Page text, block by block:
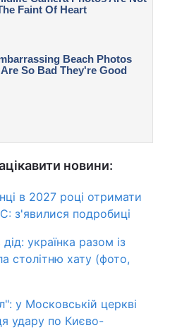
новини:
в 2027 році отримати
з'явилися подробиці
українка разом із
столітню хату (фото,
у Московській церкві
удару по Києво-